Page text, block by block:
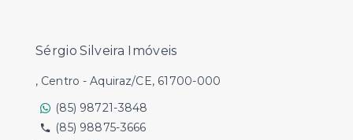
Sérgio Silveira Imóveis
, Centro - Aquiraz/CE, 61700-000
(85) 98721-3848
(85) 98875-3666